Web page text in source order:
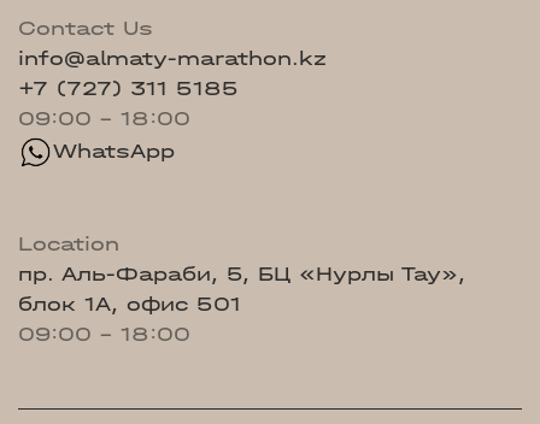
Contact Us
info@almaty-marathon.kz
+7 (727) 311 5185
09:00 - 18:00
WhatsApp
Location
пр. Аль-Фараби, 5, БЦ «Нурлы Тау»,
блок 1А, офис 501
09:00 - 18:00